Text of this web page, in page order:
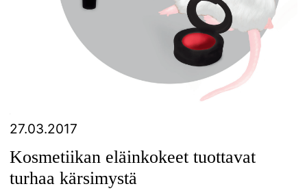
27.03.2017
Kosmetiikan eläinkokeet tuottavat
turhaa kärsimystä